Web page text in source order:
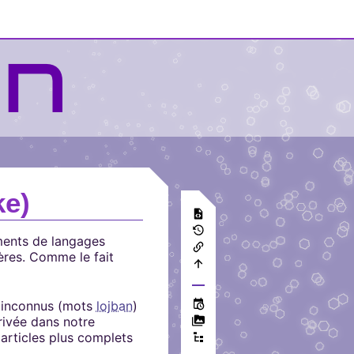
de langages
Comme le fait
(mots lojban)
dans notre
plus complets